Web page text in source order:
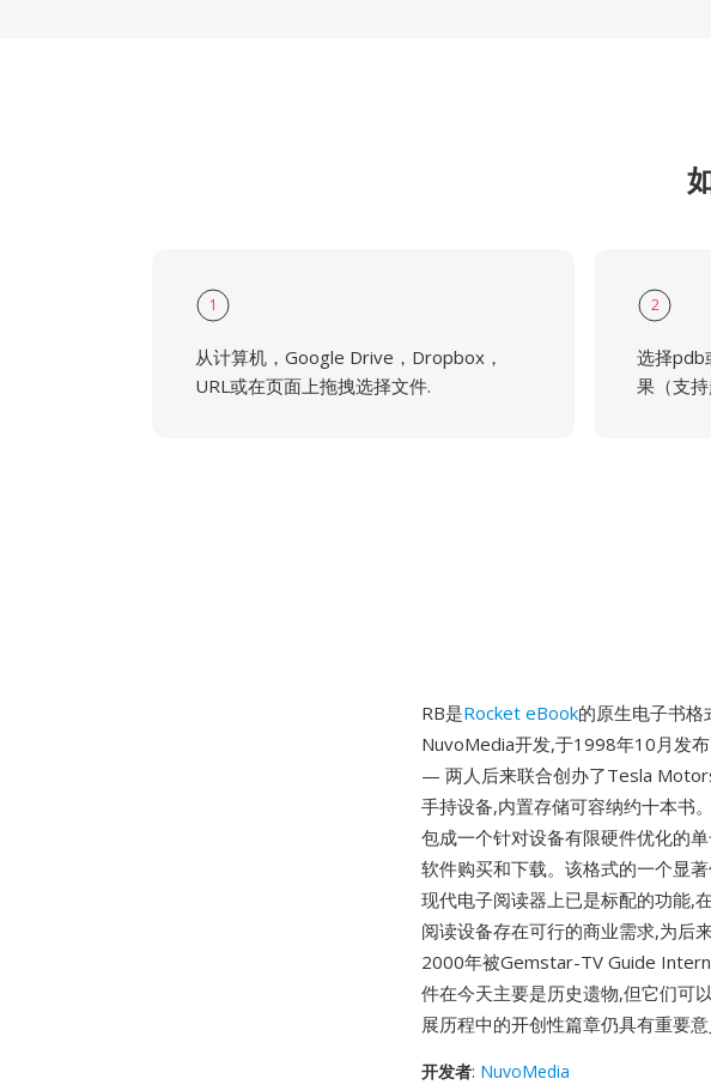
1
从计算机，Google Drive，Dropbox，
URL或在页面上拖拽选择文件.
2
选择pdb
果（支
RB是Rocket eBook的原生电子书
NuvoMedia开发,于1998年10月发
— 两人后来联合创办了Tesla
手持设备,内置存储可容纳约十本书
包成一个针对设备有限硬件优化的
软件购买和下载。该格式的一个显
现代电子阅读器上已是标配的功能,
阅读设备存在可行的商业需求,为后
2000年被Gemstar-TV Guide
件在今天主要是历史遗物,但它们可
展历程中的开创性篇章仍具有重要意
开发者: NuvoMedia